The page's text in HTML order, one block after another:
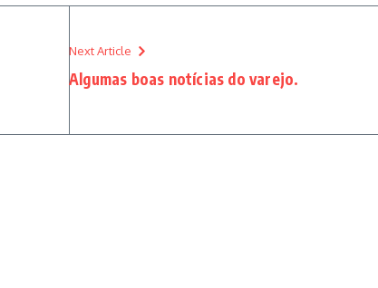
Next Article
Algumas boas notícias do varejo.